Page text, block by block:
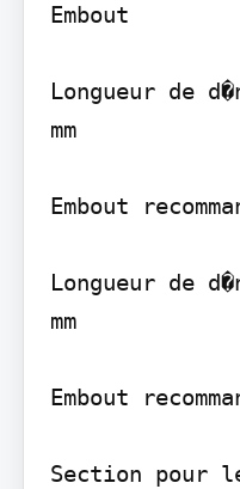
Embout
Longueur de
mm
Embout
Longueur de
mm
Embout
Section pour